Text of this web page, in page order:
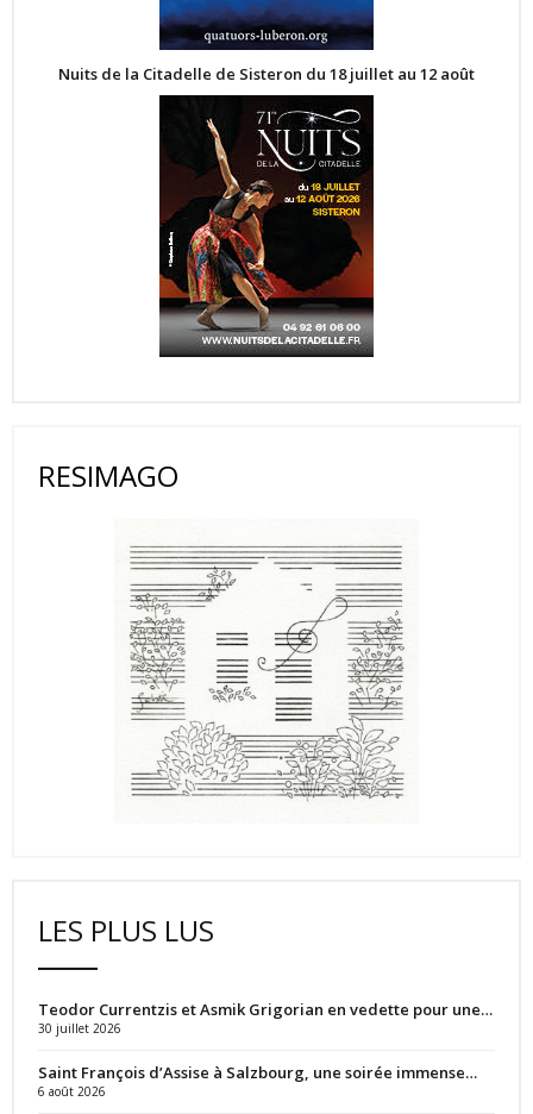
Nuits de la Citadelle de Sisteron du 18 juillet au 12 août
RESIMAGO
LES PLUS LUS
Teodor Currentzis et Asmik Grigorian en vedette pour une…
30 juillet 2026
Saint François d’Assise à Salzbourg, une soirée immense…
6 août 2026